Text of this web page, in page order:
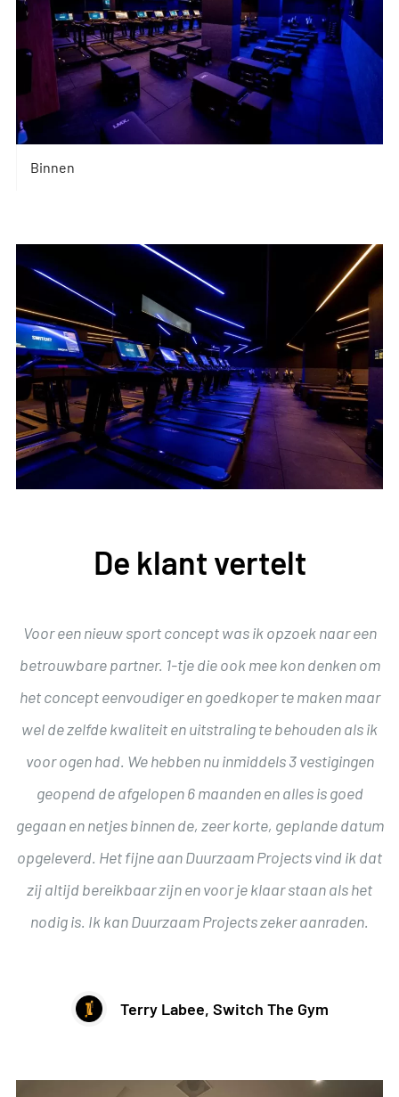
Binnen
De klant vertelt
Voor een nieuw sport concept was ik opzoek naar een
betrouwbare partner. 1-tje die ook mee kon denken om
het concept eenvoudiger en goedkoper te maken maar
wel de zelfde kwaliteit en uitstraling te behouden als ik
voor ogen had. We hebben nu inmiddels 3 vestigingen
geopend de afgelopen 6 maanden en alles is goed
gegaan en netjes binnen de, zeer korte, geplande datum
opgeleverd. Het fijne aan Duurzaam Projects vind ik dat
zij altijd bereikbaar zijn en voor je klaar staan als het
nodig is. Ik kan Duurzaam Projects zeker aanraden.
Terry Labee, Switch The Gym